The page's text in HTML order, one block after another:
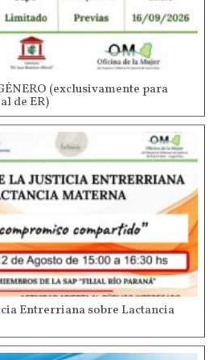
(exclusivamente para
de ER)
Entrerriana sobre Lactancia